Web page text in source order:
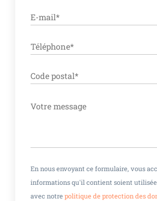
En nous envoyant ce formulaire, vous
informations qu'il contient soient
avec notre politique de protection des
ALTERNATIVE: